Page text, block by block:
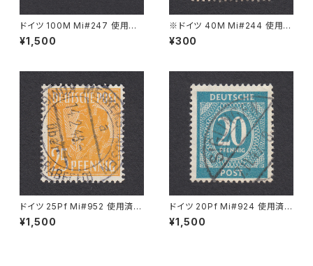
ドイツ 100M Mi#247 使用済
み切手｜WYHLEN 10.5.1923
¥1,500
※ドイツ 40M Mi#244 使用済
み切手｜BERLIN 13.5.1923
¥300
ドイツ 25Pf Mi#952 使用済み
切手｜MERKERSHAUSEN 14.
2.1948
¥1,500
ドイツ 20Pf Mi#924 使用済み
切手｜SIGLINGEN 7.11.1947
¥1,500